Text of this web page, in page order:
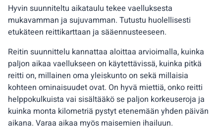
Hyvin suunniteltu aikataulu tekee vaelluksesta
mukavamman ja sujuvamman. Tutustu huolellisesti
etukäteen reittikarttaan ja sääennusteeseen.
Reitin suunnittelu kannattaa aloittaa arvioimalla, kuinka
paljon aikaa vaellukseen on käytettävissä, kuinka pitkä
reitti on, millainen oma yleiskunto on sekä millaisia
kohteen ominaisuudet ovat. On hyvä miettiä, onko reitti
helppokulkuista vai sisältääkö se paljon korkeuseroja ja
kuinka monta kilometriä pystyt etenemään yhden päivän
aikana. Varaa aikaa myös maisemien ihailuun.